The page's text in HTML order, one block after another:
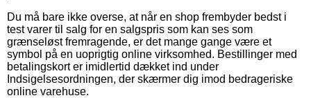
Du må bare ikke overse, at når en shop frembyder bedst i
test varer til salg for en salgspris som kan ses som
grænseløst fremragende, er det mange gange være et
symbol på en uoprigtig online virksomhed. Bestillinger med
betalingskort er imidlertid dækket ind under
Indsigelsesordningen, der skærmer dig imod bedrageriske
online varehuse.